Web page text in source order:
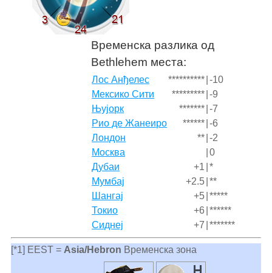
Временска разлика од
Bethlehem места:
Лос Анђелес ********** -10
Мексико Сити
********* -9
Њујорк
******* -7
Рио де Жанеиро
****** -6
Лондон
** -2
Москва
0
Дубаи
+1 *
Мумбај
+2.5 **
Шангај
+5 *****
Токио
+6 ******
Сиднеј
+7 *******
[*1] EEST = Asia/Hebron Временска зона